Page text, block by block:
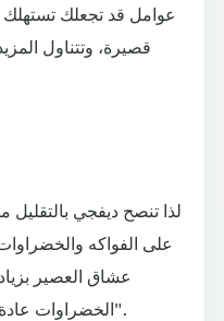
عوامل قد تجعلك
قصيرة، وتتناول
لذا تنصح ديفجي بالتقليل
على الفواكه
عشاق العصير
الخضراوات عادة ما تكون أقل في محتوى السكر".